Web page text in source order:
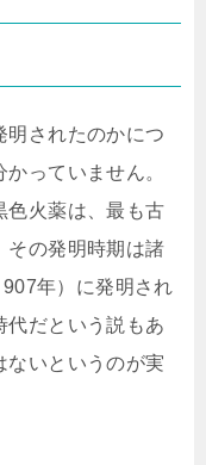
明されたのかにつ
っていません。
色火薬は、最も古
その発明時期は諸
年）に発明され
代だという説もあ
ないというのが実